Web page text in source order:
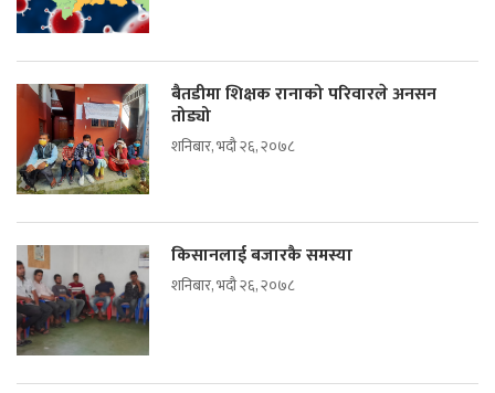
बैतडीमा शिक्षक रानाको परिवारले अनसन
तोड्यो
शनिबार, भदौ २६, २०७८
किसानलाई बजारकै समस्या
शनिबार, भदौ २६, २०७८